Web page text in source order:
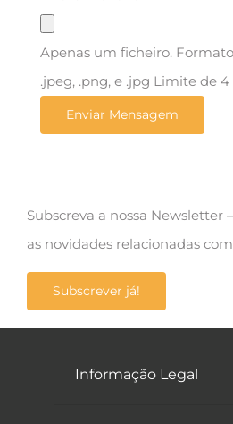
Apenas um ficheiro.
.jpeg, .png, e .jpg Limite de 4
Subscreva a nossa Newsletter
as novidades relacionadas
Subscrever já!
Informação Legal